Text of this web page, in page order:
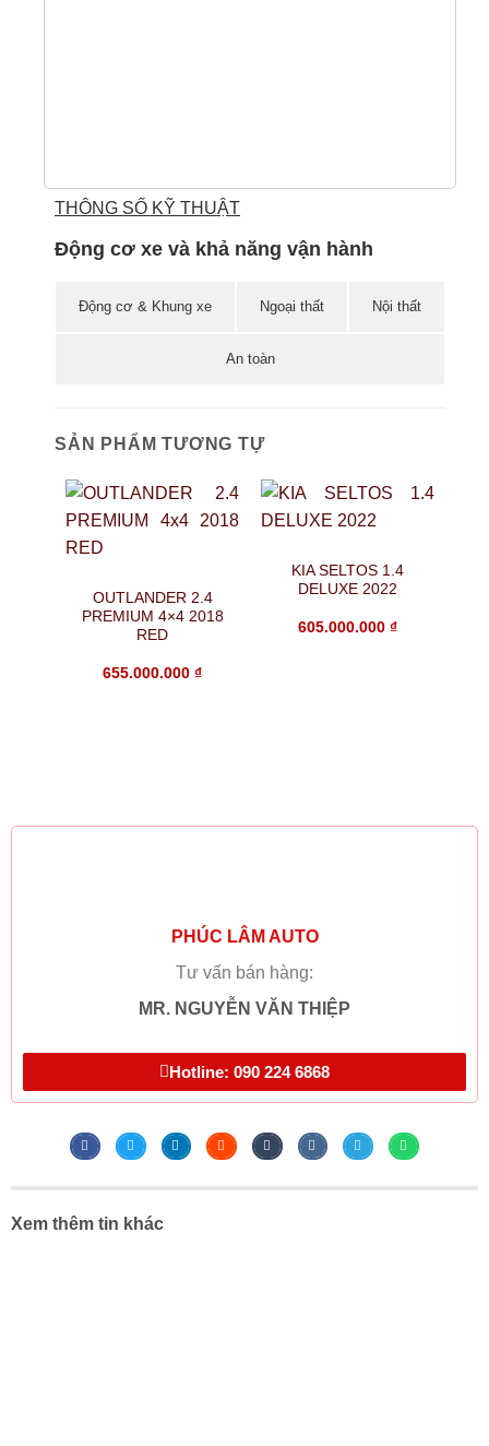
THÔNG SỐ KỸ THUẬT
Động cơ xe và khả năng vận hành
Động cơ & Khung xe Ngoại thất Nội thất
An toàn
SẢN PHẨM TƯƠNG TỰ
OUTLANDER 2.4
PREMIUM 4×4 2018
RED
655.000.000 ₫
KIA SELTOS 1.4
DELUXE 2022
605.000.000 ₫
PHÚC LÂM AUTO
Tư vấn bán hàng:
MR. NGUYỄN VĂN THIỆP
Hotline: 090 224 6868
Xem thêm tin khác